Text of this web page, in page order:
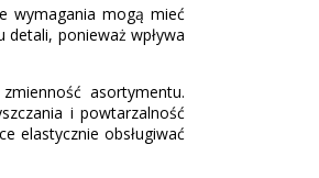
wymagania mogą mieć
ponieważ wpływa
asortymentu.
i powtarzalność
elastycznie obsługiwać